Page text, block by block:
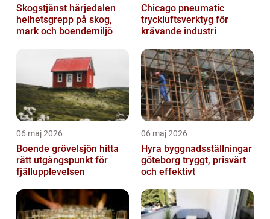
Skogstjänst härjedalen
helhetsgrepp på skog,
mark och boendemiljö
Chicago pneumatic
tryckluftsverktyg för
krävande industri
06 maj 2026
Boende grövelsjön hitta
rätt utgångspunkt för
fjällupplevelsen
06 maj 2026
Hyra byggnadsställningar
göteborg tryggt, prisvärt
och effektivt